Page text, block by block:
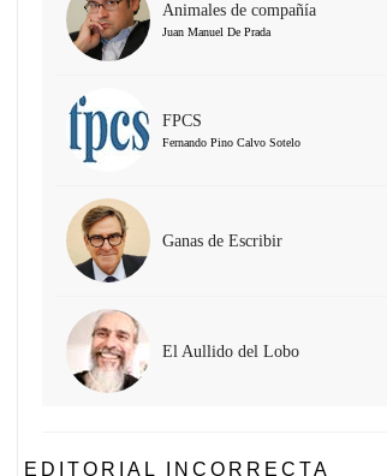
Animales de compañía
Juan Manuel De Prada
FPCS
Fernando Pino Calvo Sotelo
Ganas de Escribir
El Aullido del Lobo
EDITORIAL INCORRECTA